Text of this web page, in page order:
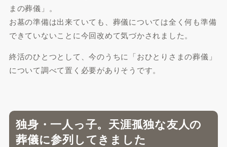
まの葬儀」
。
お墓の準備は出来ていても、葬儀については全く何も準備
できていないことに今回改めて気づかされました。
終活のひとつとして、今のうちに「おひとりさまの葬儀」
について調べて置く必要がありそうです。
独身・一人っ子。天涯孤独な友人の
葬儀に参列してきました